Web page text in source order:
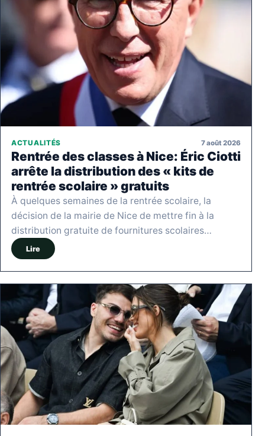
ACTUALITÉS 7 août 2026
Rentrée des classes à Nice: Éric Ciotti
arrête la distribution des « kits de
rentrée scolaire » gratuits
À quelques semaines de la rentrée scolaire, la
décision de la mairie de Nice de mettre fin à la
distribution gratuite de fournitures scolaires…
Lire